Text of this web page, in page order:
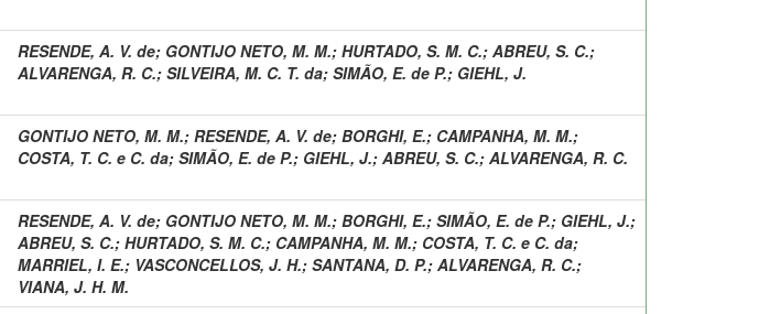
RESENDE, A. V. de; GONTIJO NETO, M. M.; HURTADO, S. M. C.; ABREU, S. C.;
ALVARENGA, R. C.; SILVEIRA, M. C. T. da; SIMÃO, E. de P.; GIEHL, J.
GONTIJO NETO, M. M.; RESENDE, A. V. de; BORGHI, E.; CAMPANHA, M. M.;
COSTA, T. C. e C. da; SIMÃO, E. de P.; GIEHL, J.; ABREU, S. C.; ALVARENGA, R. C.
RESENDE, A. V. de; GONTIJO NETO, M. M.; BORGHI, E.; SIMÃO, E. de P.; GIEHL, J.;
ABREU, S. C.; HURTADO, S. M. C.; CAMPANHA, M. M.; COSTA, T. C. e C. da;
MARRIEL, I. E.; VASCONCELLOS, J. H.; SANTANA, D. P.; ALVARENGA, R. C.;
VIANA, J. H. M.